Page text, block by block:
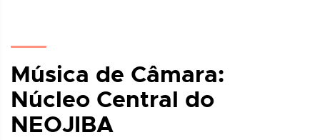
Música de Câmara:
Núcleo Central do
NEOJIBA